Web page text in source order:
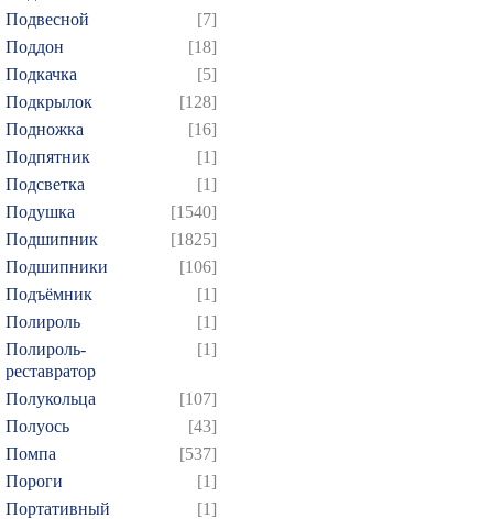
Подвесной
[7]
Поддон
[18]
Подкачка
[5]
Подкрылок
[128]
Подножка
[16]
Подпятник
[1]
Подсветка
[1]
Подушка
[1540]
Подшипник
[1825]
Подшипники
[106]
Подъёмник
[1]
Полироль
[1]
Полироль-
реставратор
[1]
Полукольца
[107]
Полуось
[43]
Помпа
[537]
Пороги
[1]
Портативный
[1]